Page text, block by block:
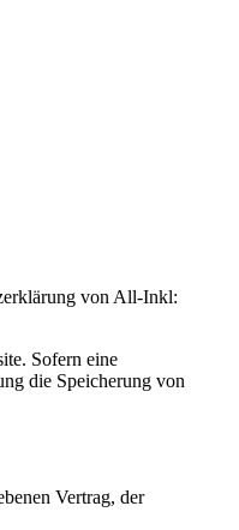
von All-Inkl:
Sofern eine
die Speicherung von
Vertrag, der